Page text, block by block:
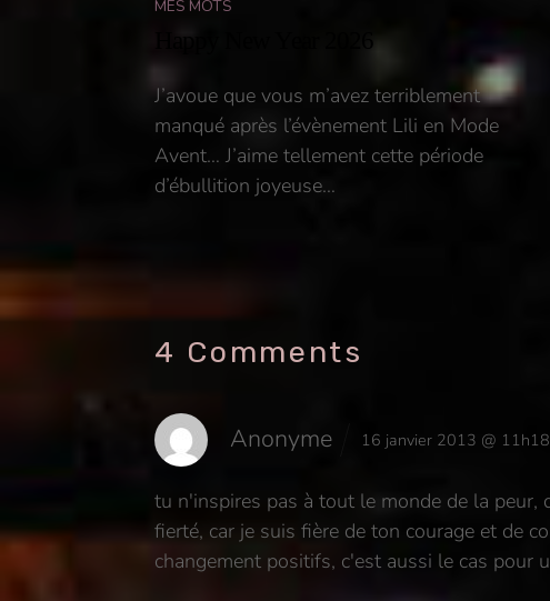
MES MOTS
J’avoue que vous m’avez terriblement
manqué après l’évènement Lili en Mode
Avent… J’aime tellement cette période
d’ébullition joyeuse…
4 Comments
Anonyme 16 janvier 2013 @ 11h18
tu n'inspires pas à tout le monde de la peur,
fierté, car je suis fière de ton courage et de
changement positifs, c'est aussi le cas pour